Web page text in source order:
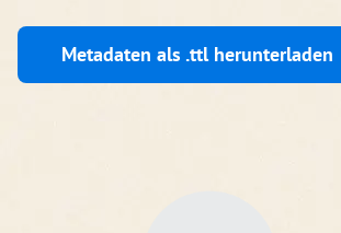
Metadaten als .ttl herunterladen